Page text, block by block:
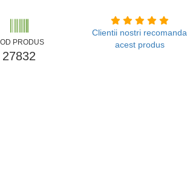
PRODUS
27832
Clientii nostri recomanda
acest produs